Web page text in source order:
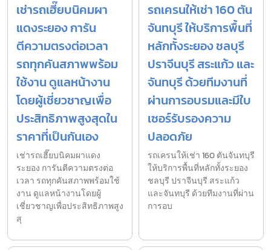
เช่ารถเฮี๊ยบนิคมผา
แดงระยอง การัน
ตีความตรงต่อเวลา
รถทุกคันสภาพพร้อม
ใช้งาน ดูแลหน้างาน
โดยผู้เชี่ยวชาญเพื่อ
ประสิทธิภาพสูงสุดใน
ราคาที่เป็นกันเอง
เช่ารถเฮี๊ยบนิคมผาแดง
ระยอง การันตีความตรงต่อ
เวลา รถทุกคันสภาพพร้อมใช้
งาน ดูแลหน้างานโดยผู้
เชี่ยวชาญเพื่อประสิทธิภาพสูง
สุ
รถเครนให้เช่า 160 ตัน
จันทบุรี ให้บริการพื้นที่
หลักทั้งระยอง ชลบุรี
ปราจีนบุรี สระแก้ว และ
จันทบุรี ด้วยทีมงานที่
ผ่านการอบรมและมีใบ
เซอร์รับรองความ
ปลอดภัย
รถเครนให้เช่า 160 ตันจันทบุรี
ให้บริการพื้นที่หลักทั้งระยอง
ชลบุรี ปราจีนบุรี สระแก้ว
และจันทบุรี ด้วยทีมงานที่ผ่าน
การอบ